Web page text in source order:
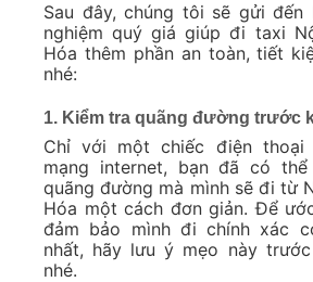
Sau đây, chúng tôi sẽ gửi đến
nghiệm quý giá giúp đi taxi
Hóa thêm phần an toàn, tiết
nhé:
1. Kiểm tra quãng đường trước
Chỉ với một chiếc điện thoại
mạng internet, bạn đã có
quãng đường mà mình sẽ đi từ
Hóa một cách đơn giản. Để
đảm bảo mình đi chính xác
nhất, hãy lưu ý mẹo này
nhé.